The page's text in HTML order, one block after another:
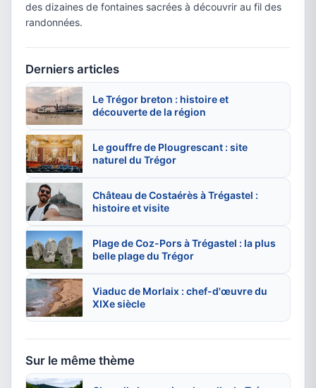
des dizaines de fontaines sacrées à découvrir au fil des
randonnées.
Derniers articles
Le Trégor breton : histoire et
découverte de la région
Le gouffre de Plougrescant : site
naturel du Trégor
Château de Costaérès à Trégastel :
histoire et visite
Plage de Coz-Pors à Trégastel : la plus
belle plage du Trégor
Viaduc de Morlaix : chef-d'œuvre du
XIXe siècle
Sur le même thème